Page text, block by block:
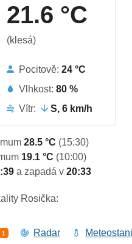
21.6 °C
(klesá)
Pocitově:24 °C
Vlhkost:80 %
Vítr:
S, 6 km/h
28.5 °C (15:30)
19.1 °C (10:00)
a zapadá v20:33
Rosička:
1 Radar